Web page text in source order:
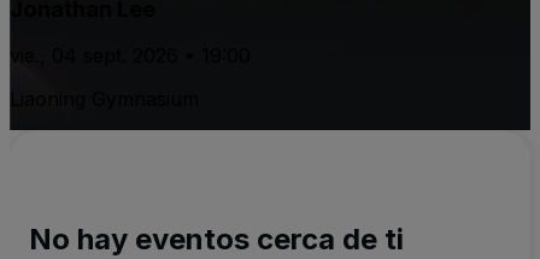
No hay eventos cerca de ti